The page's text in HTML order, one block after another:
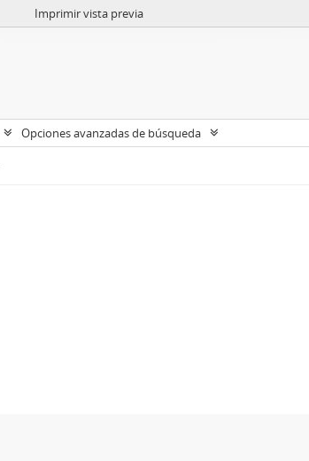
Imprimir vista previa
Opciones avanzadas de búsqueda